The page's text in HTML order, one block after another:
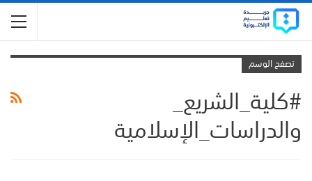
تصفح الوسم
#كلية_الشريع_
والدراسات_الإسلامية